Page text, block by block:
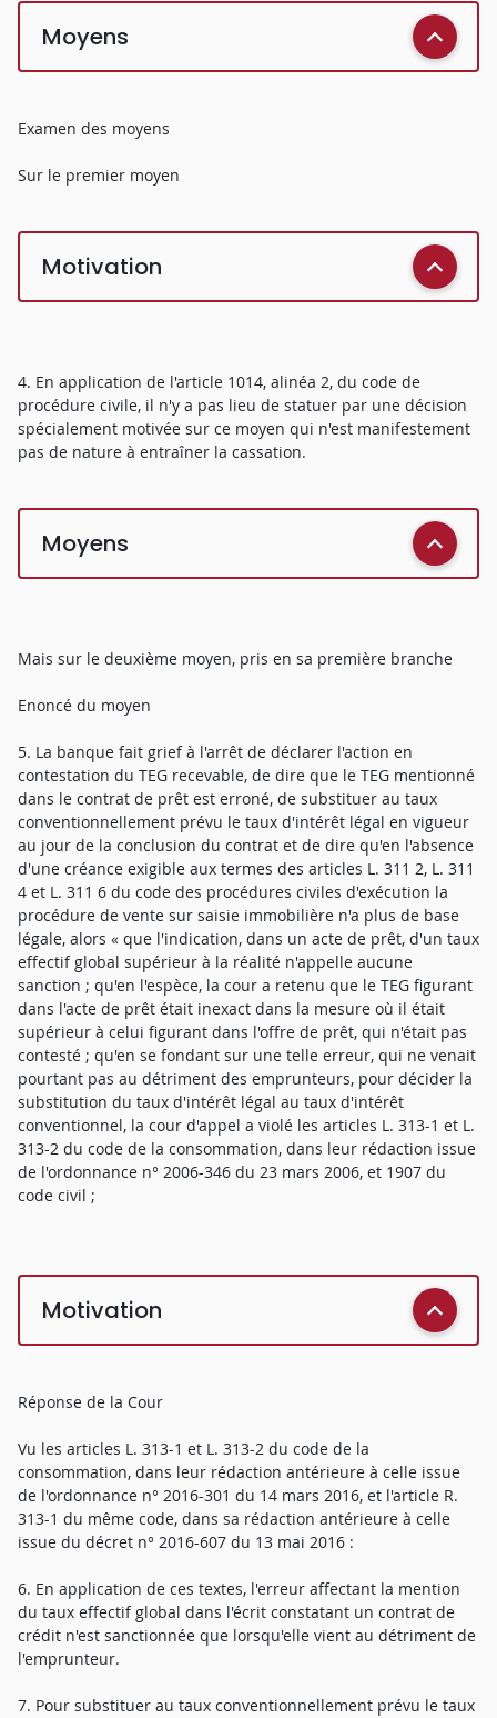
Moyens
Examen des moyens
Sur le premier moyen
Motivation
4. En application de l'article 1014, alinéa 2, du code de
procédure civile, il n'y a pas lieu de statuer par une décision
spécialement motivée sur ce moyen qui n'est manifestement
pas de nature à entraîner la cassation.
Moyens
Mais sur le deuxième moyen, pris en sa première branche
Enoncé du moyen
5. La banque fait grief à l'arrêt de déclarer l'action en
contestation du TEG recevable, de dire que le TEG mentionné
dans le contrat de prêt est erroné, de substituer au taux
conventionnellement prévu le taux d'intérêt légal en vigueur
au jour de la conclusion du contrat et de dire qu'en l'absence
d'une créance exigible aux termes des articles L. 311 2, L. 311
4 et L. 311 6 du code des procédures civiles d'exécution la
procédure de vente sur saisie immobilière n'a plus de base
légale, alors « que l'indication, dans un acte de prêt, d'un taux
effectif global supérieur à la réalité n'appelle aucune
sanction ; qu'en l'espèce, la cour a retenu que le TEG figurant
dans l'acte de prêt était inexact dans la mesure où il était
supérieur à celui figurant dans l'offre de prêt, qui n'était pas
contesté ; qu'en se fondant sur une telle erreur, qui ne venait
pourtant pas au détriment des emprunteurs, pour décider la
substitution du taux d'intérêt légal au taux d'intérêt
conventionnel, la cour d'appel a violé les articles L. 313-1 et L.
313-2 du code de la consommation, dans leur rédaction issue
de l'ordonnance n° 2006-346 du 23 mars 2006, et 1907 du
code civil ;
Motivation
Réponse de la Cour
Vu les articles L. 313-1 et L. 313-2 du code de la
consommation, dans leur rédaction antérieure à celle issue
de l'ordonnance n° 2016-301 du 14 mars 2016, et l'article R.
313-1 du même code, dans sa rédaction antérieure à celle
issue du décret n° 2016-607 du 13 mai 2016 :
6. En application de ces textes, l'erreur affectant la mention
du taux effectif global dans l'écrit constatant un contrat de
crédit n'est sanctionnée que lorsqu'elle vient au détriment de
l'emprunteur.
7. Pour substituer au taux conventionnellement prévu le taux